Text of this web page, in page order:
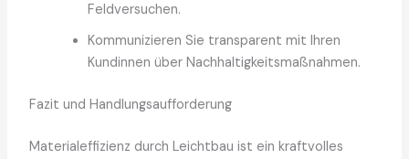
Feldversuchen.
Kommunizieren Sie transparent mit Ihren
Kundinnen über Nachhaltigkeitsmaßnahmen.
Fazit und Handlungsaufforderung
Materialeffizienz durch Leichtbau ist ein kraftvolles